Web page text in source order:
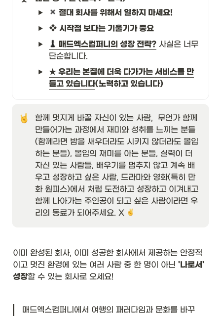
︎ 절대 회사를 위해서 일하지 마세요!
❖ 시작점 보다는 기울기가 중요
매드엑스컴퍼니의 성장 전략? 사실은 너무
단순합니다.
★ 우리는 본질에 더욱 다가가는 서비스를 만
들고 있습니다(노력하고 있습니다)
함께 멋지게 바꿀 자신이 있는 사람,  무언가 함께
만들어가는 과정에서 재미와 성취를 느끼는 분들
(함께라면 밤을 새우더라도 시키지 않더라도 몰입
하는 분들), 몰입의 재미를 아는 분들, 실력이 더
자신 있는 사람들, 배우기를 멈추지 않고 계속 배
우고 성장하고 싶은 사람, 드라마와 영화(특히 만
화 원피스)에서 처럼 도전하고 성장하고 이겨내고
함께 나아가는 주인공이 되고 싶은 사람이라면 우
리의 동료가 되어주세요. X
이미 완성된 회사, 이미 성공한 회사에서 제공하는 안정적
이고 멋진 환경에 있는 여러 사람 중 한 명이 아닌 '나로서'
성장할 수 있는 회사로 오세요!
매드엑스컴퍼니에서 여행의 패러다임과 문화를 바꾸